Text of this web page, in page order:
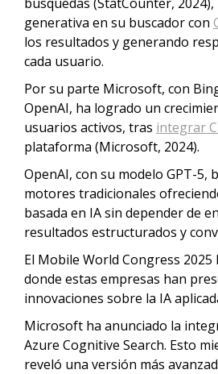
generativa en su buscador con
los resultados y generando
cada usuario.
Por su parte Microsoft, con
OpenAI, ha logrado un
usuarios activos, tras integrar
plataforma (Microsoft, 2024).
OpenAI, con su modelo GPT-5,
motores tradicionales
basada en IA sin depender de
resultados estructurados y
El Mobile World Congress 2025
donde estas empresas han
innovaciones sobre la IA
Microsoft ha anunciado la
Azure Cognitive Search. Esto
reveló una versión más